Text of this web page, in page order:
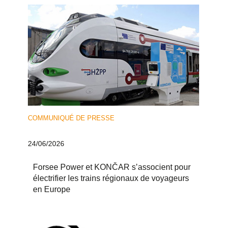
COMMUNIQUÉ DE PRESSE
24/06/2026
Forsee Power et KONČAR s’associent pour
électrifier les trains régionaux de voyageurs
en Europe